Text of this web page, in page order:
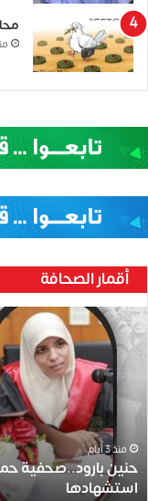
أقمار الصحافة
حنين
بارود..صحفية
حملت
وهموم
عائلتها
حتى
لحظة
استشهادها
منذ 3 أيام
حنين بارود..صحفية
استشهادها